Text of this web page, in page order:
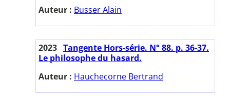
Auteur : Busser Alain
2023 Tangente Hors-série. N° 88. p. 36-37.
Le philosophe du hasard.
Auteur : Hauchecorne Bertrand